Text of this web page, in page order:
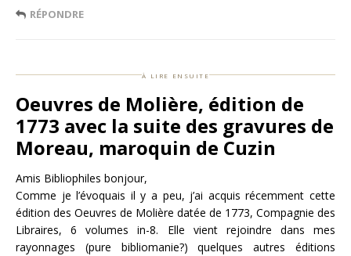
RÉPONDRE
à lire ensuite
Oeuvres de Molière, édition de
1773 avec la suite des gravures de
Moreau, maroquin de Cuzin
Amis Bibliophiles bonjour,
Comme je l’évoquais il y a peu, j’ai acquis récemment cette
édition des Oeuvres de Molière datée de 1773, Compagnie des
Libraires, 6 volumes in-8. Elle vient rejoindre dans mes
rayonnages (pure bibliomanie?) quelques autres éditions